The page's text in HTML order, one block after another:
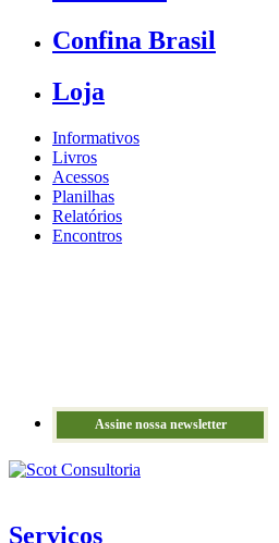
Confina Brasil
Loja
Informativos
Livros
Acessos
Planilhas
Relatórios
Encontros
Assine nossa newsletter
Serviços